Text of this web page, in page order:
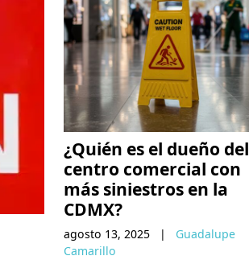
¿Quién es el dueño del
centro comercial con
más siniestros en la
CDMX?
agosto 13, 2025 |
Guadalupe
Camarillo